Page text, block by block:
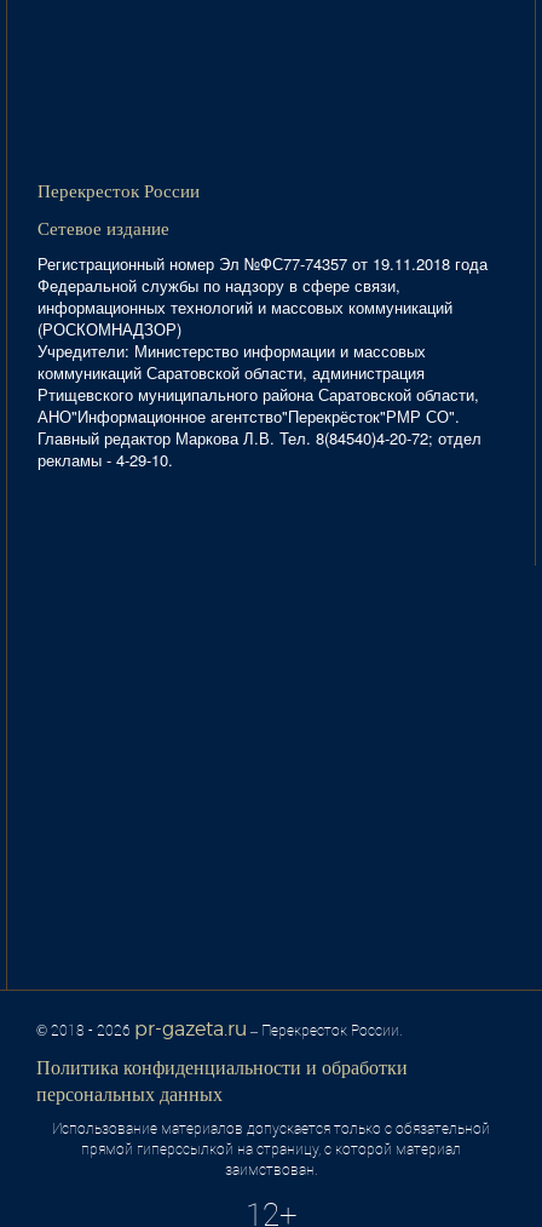
Перекресток России
Сетевое издание
Регистрационный номер Эл №ФС77-74357 от 19.11.2018 года
Федеральной службы по надзору в сфере связи,
информационных технологий и массовых коммуникаций
(РОСКОМНАДЗОР)
Учредители: Министерство информации и массовых
коммуникаций Саратовской области, администрация
Ртищевского муниципального района Саратовской области,
АНО"Информационное агентство"Перекрёсток"РМР СО".
Главный редактор Маркова Л.В. Тел. 8(84540)4-20-72; отдел
рекламы - 4-29-10.
© 2018 - 2026 pr-gazeta.ru – Перекресток России.
Политика конфиденциальности и обработки
персональных данных
Использование материалов допускается только с обязательной
прямой гиперссылкой на страницу, с которой материал
заимствован.
12+